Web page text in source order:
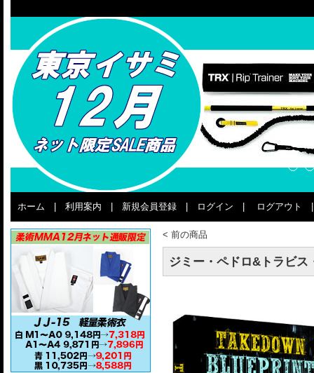
ホーム 利用案内 新規会員登録 ログイン ログアウト
< 前の商品
ジミー・ペドロ&トラビ